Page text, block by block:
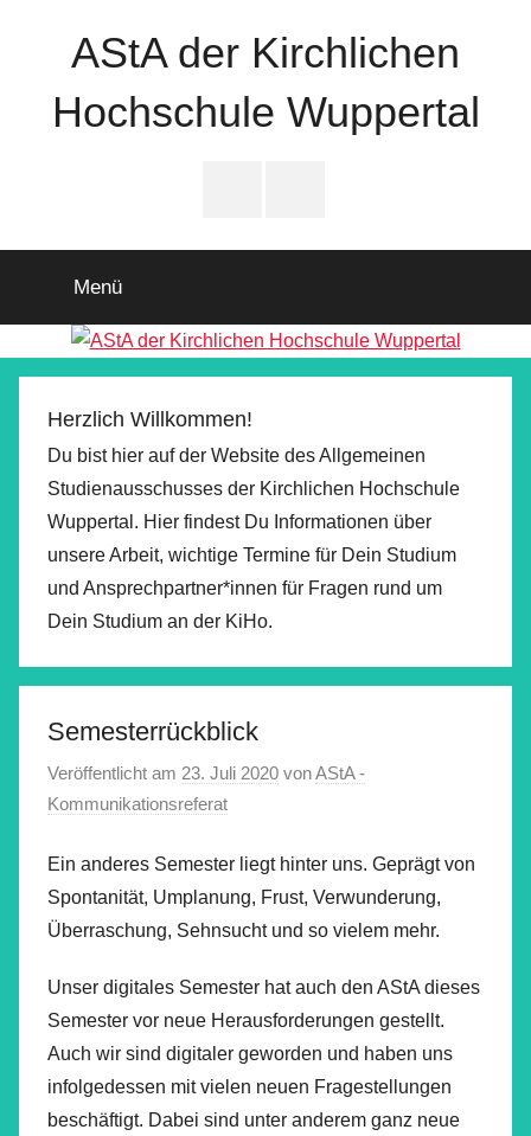
AStA der Kirchlichen
Hochschule Wuppertal
Menü
Herzlich Willkommen!
Du bist hier auf der Website des Allgemeinen
Studienausschusses der Kirchlichen Hochschule
Wuppertal. Hier findest Du Informationen über
unsere Arbeit, wichtige Termine für Dein Studium
und Ansprechpartner*innen für Fragen rund um
Dein Studium an der KiHo.
Semesterrückblick
Veröffentlicht am 23. Juli 2020 vonAStA -
Kommunikationsreferat
Ein anderes Semester liegt hinter uns. Geprägt von
Spontanität, Umplanung, Frust, Verwunderung,
Überraschung, Sehnsucht und so vielem mehr.
Unser digitales Semester hat auch den AStA dieses
Semester vor neue Herausforderungen gestellt.
Auch wir sind digitaler geworden und haben uns
infolgedessen mit vielen neuen Fragestellungen
beschäftigt. Dabei sind unter anderem ganz neue